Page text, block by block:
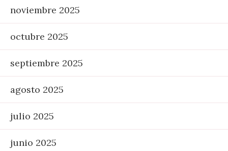
noviembre 2025
octubre 2025
septiembre 2025
agosto 2025
julio 2025
junio 2025